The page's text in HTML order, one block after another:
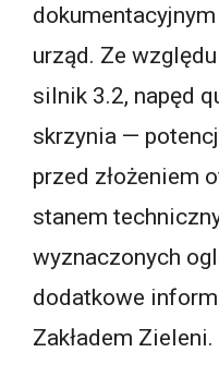
urząd. Ze
silnik 3.2, napęd
skrzynia —
przed złożeniem
stanem
wyznaczonych
dodatkowe
Zakładem Zieleni.